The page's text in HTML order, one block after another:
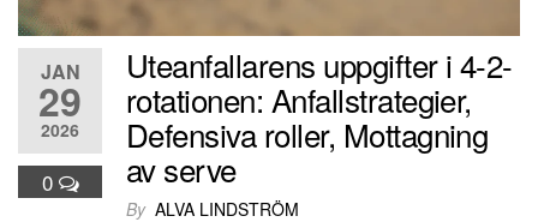
JAN
29
2026
0
Uteanfallarens uppgifter i 4-2-
rotationen: Anfallstrategier,
Defensiva roller, Mottagning
av serve
By ALVA LINDSTRÖM